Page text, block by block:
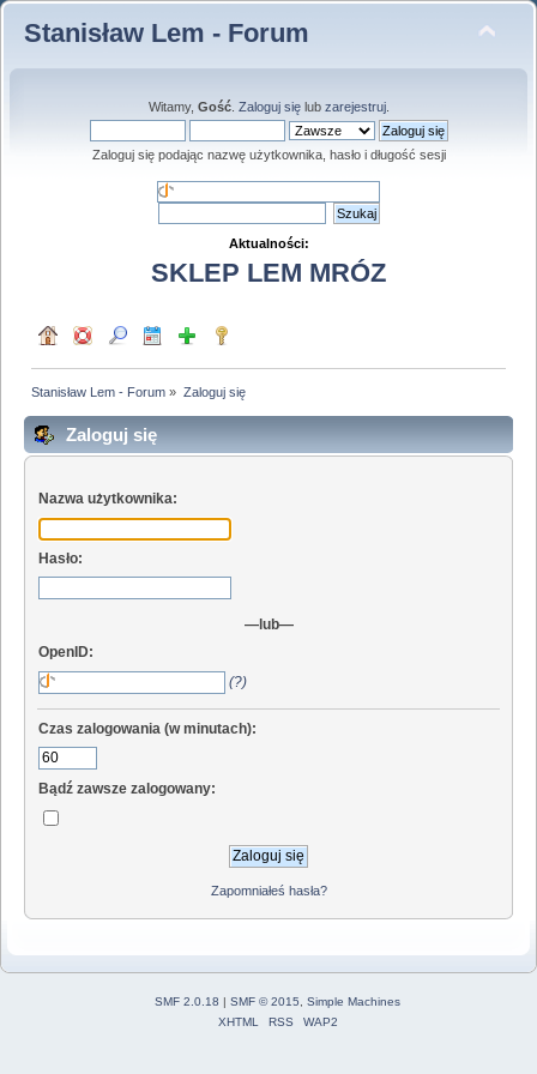
Stanisław Lem - Forum
Witamy, Gość. Zaloguj sięlub zarejestruj.
Zaloguj się podając nazwę użytkownika, hasło i długość sesji
Aktualności:
SKLEP LEM MRÓZ
Stanisław Lem - Forum » Zaloguj się
Zaloguj się
Nazwa użytkownika:
Hasło:
—lub—
OpenID:
(?)
Czas zalogowania (w minutach):
Bądź zawsze zalogowany:
Zapomniałeś hasła?
SMF 2.0.18 SMF © 2015, Simple Machines
XHTML
RSS WAP2